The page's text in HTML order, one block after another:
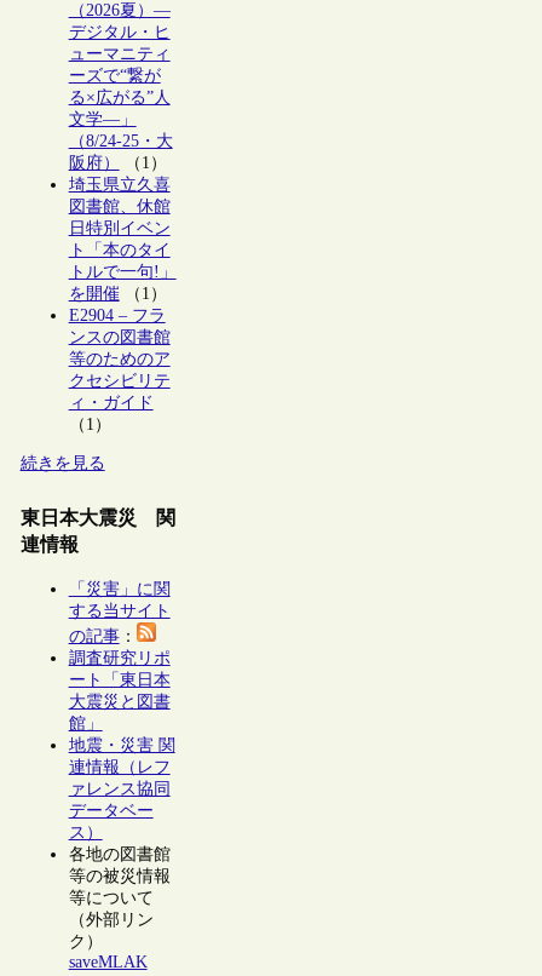
（2026夏）―
デジタル・ヒ
ューマニティ
ーズで“繋が
る×広がる”人
文学―」
（8/24-25・大
阪府）
（1）
埼玉県立久喜
図書館、休館
日特別イベン
ト「本のタイ
トルで一句!」
を開催（1）
E2904 – フラ
ンスの図書館
等のためのア
クセシビリテ
ィ・ガイド
（1）
続きを見る
東日本大震災 関
連情報
「災害」に関
する当サイト
の記事：
調査研究リポ
ート「東日本
大震災と図書
館」
地震・災害 関
連情報（レフ
ァレンス協同
データベー
ス）
各地の図書館
等の被災情報
等について
（外部リン
ク）
saveMLAK